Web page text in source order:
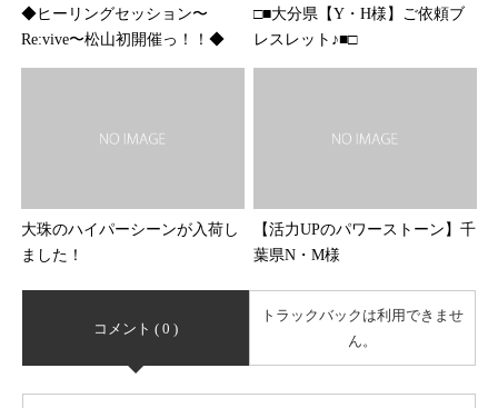
◆ヒーリングセッション〜
Re:vive〜松山初開催っ！！◆
□■大分県【Y・H様】ご依頼ブ
レスレット♪■□
大珠のハイパーシーンが入荷し
ました！
【活力UPのパワーストーン】千
葉県N・M様
コメント ( 0 )
トラックバックは利用できませ
ん。